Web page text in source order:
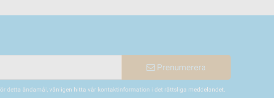
Prenumerera
detta ändamål, vänligen hitta vår kontaktinformation i det rättsliga meddelandet.